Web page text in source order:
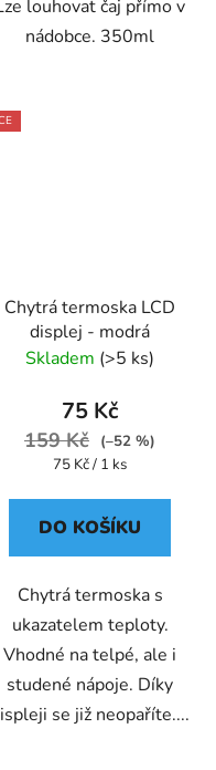
louhovat čaj přímo v
nádobce. 350ml
Chytrá termoska LCD
displej - modrá
Skladem (>5 ks)
75 Kč
159 Kč
(–52 %)
Měrná
75 Kč / 1 ks
DO KOŠÍKU
Chytrá termoska s
ukazatelem teploty.
Vhodné na telpé, ale i
studené nápoje. Díky
se již neopaříte....